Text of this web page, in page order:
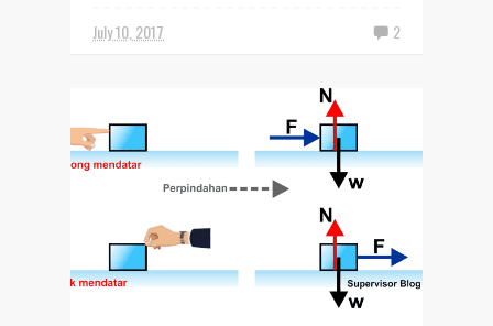
July 10, 2017 2